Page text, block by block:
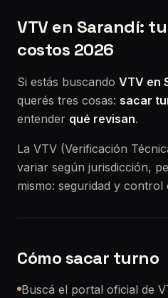
VTV en Sarandí:
costos 2026
Si estás buscando VTV en
querés tres cosas: sacar
entender qué revisan.
La VTV (Verificación
variar según jurisdicción,
mismo: seguridad y control
Cómo sacar turno
Buscá el portal oficial de